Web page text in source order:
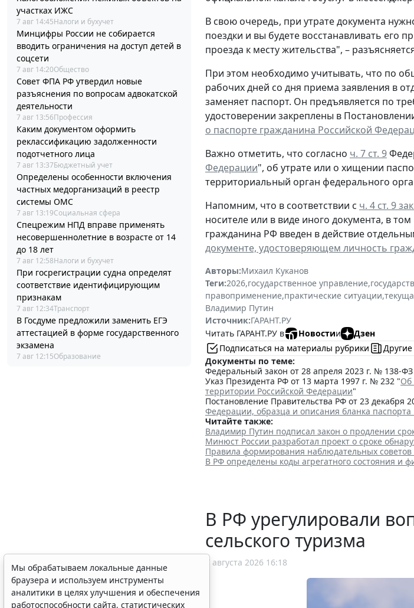
участках ИЖС
7 авг 14:45Налоги и бухучет
Минцифры России не собирается
вводить ограничения на доступ детей в
соцсети
7 авг 14:20Общество
Совет ФПА РФ утвердил новые
разъяснения по вопросам адвокатской
деятельности
7 авг 13:56Профессия
Каким документом оформить
реклассификацию задолженности
подотчетного лица
7 авг 13:37Бюджетный учет
Определены особенности включения
частных медорганизаций в реестр
системы ОМС
7 авг 13:19Социальная сфера
Спецрежим НПД вправе применять
несовершеннолетние в возрасте от 14
до 18 лет
7 авг 12:58Налоги и бухучет
При госрегистрации судна определят
соответствие идентифицирующим
признакам
7 авг 12:34Транспорт
В Госдуме предложили заменить ЕГЭ
аттестацией в форме государственного
экзамена
7 авг 12:15Образование
В свою очередь, при утрате документа
поездки и вы будете восстанавливать его
проезда к месту жительства", –
При этом необходимо учитывать, что по
рабочих дней со дня приема заявления в
заменяет паспорт. Он предъявляется по
удостоверении закреплены в
о паспорте гражданина Российской
Важно отметить, что согласно ч. 7 ст. 9
Федерации", об утрате или о хищении
территориальный орган федерального
Напомним, что в соответствии с ч. 4 ст. 9
носителе или в виде иного документа, в
гражданина РФ введен в действие
документе, удостоверяющем личность
Авторы:Михаил Куканов
Теги:2026,государственное управление,
правоприменение,практические ситуации,
Владимир Путин
Источник:ГАРАНТ.РУ
Читать ГАРАНТ.РУ в
Новостии
Дзен
Подписаться на материалы рубрики
Документы по теме:
Федеральный закон от 28 апреля 2023 г. № 138-
Указ Президента РФ от 13 марта 1997 г. № 232 "Об
территории Российской Федерации"
Постановление Правительства РФ от 23 декабря
Федерации, образца и описания бланка
Читайте также:
Владимир Путин подписал закон о продлении
Минюст России разработал проект о сроке
Правила формирования наблюдательных
В РФ определены коды агрегатного состояния и
В РФ урегулировали
сельского туризма
7 августа 2026 16:18
Мы обрабатываем локальные данные
браузера и используем инструменты
аналитики в целях улучшения и обеспечения
работоспособности сайта, статистических